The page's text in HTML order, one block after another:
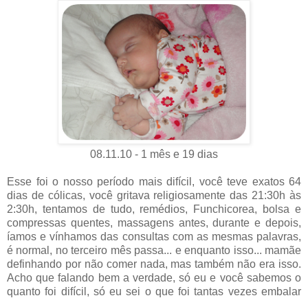
08.11.10 - 1 mês e 19 dias
Esse foi o nosso período mais difícil, você teve exatos 64
dias de cólicas, você gritava religiosamente das 21:30h às
2:30h, tentamos de tudo, remédios, Funchicorea, bolsa e
compressas quentes, massagens antes, durante e depois,
íamos e vínhamos das consultas com as mesmas palavras,
é normal, no terceiro mês passa... e enquanto isso... mamãe
definhando por não comer nada, mas também não era isso.
Acho que falando bem a verdade, só eu e você sabemos o
quanto foi difícil, só eu sei o que foi tantas vezes embalar